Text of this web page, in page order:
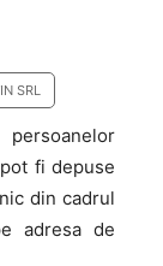
SRL
fi depuse
din cadrul
adresa de